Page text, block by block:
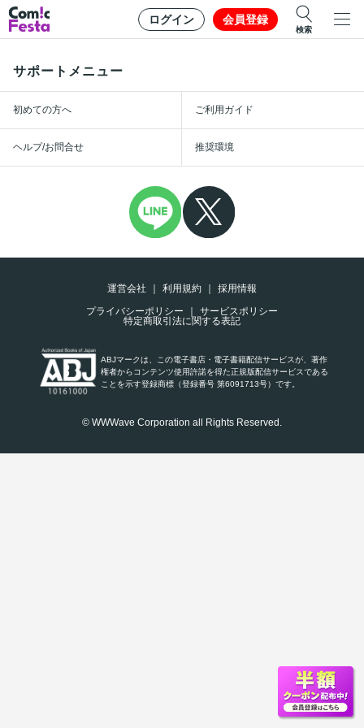
ログイン 会員登録
検索
サポートメニュー
初めての方へ ご利用ガイド
ヘルプ/お問合せ 推奨環境
運営会社 利用規約
採用情報
プライバシーポリシー
サービスポリシー
特定商取引法に関する表記
ABJマークは、この電子書店・電子書籍配信サービスが、著作
権者からコンテンツ使用許諾を得た正規版配信サービスである
ことを示す登録商標（登録番号 第6091713号）です。
© WWWave Corporation all Rights Reserved.